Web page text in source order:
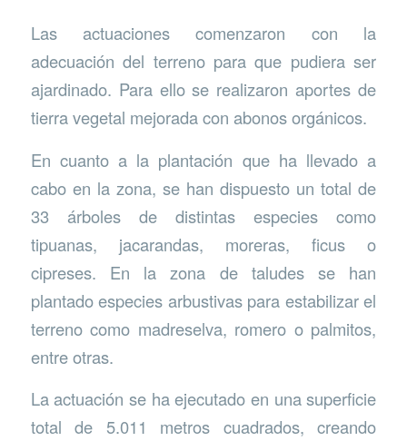
Las actuaciones comenzaron con la
adecuación del terreno para que pudiera ser
ajardinado. Para ello se realizaron aportes de
tierra vegetal mejorada con abonos orgánicos.
En cuanto a la plantación que ha llevado a
cabo en la zona, se han dispuesto un total de
33 árboles de distintas especies como
tipuanas, jacarandas, moreras, ficus o
cipreses. En la zona de taludes se han
plantado especies arbustivas para estabilizar el
terreno como madreselva, romero o palmitos,
entre otras.
La actuación se ha ejecutado en una superficie
total de 5.011 metros cuadrados, creando